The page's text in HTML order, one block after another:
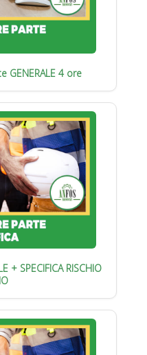
GENERALE 4 ore
+ SPECIFICA RISCHIO